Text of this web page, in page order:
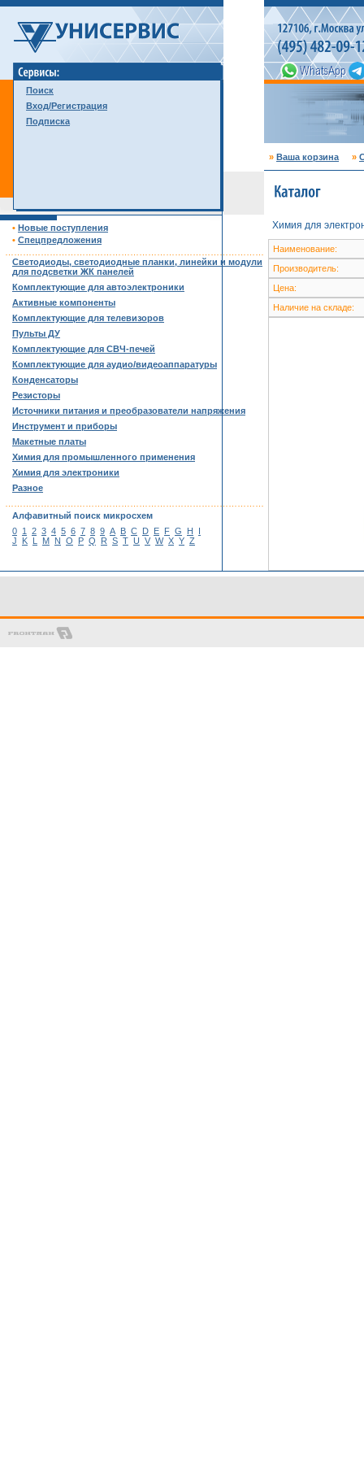
Поиск
Вход/Регистрация
Подписка
» Ваша корзина »
• Новые поступления
• Спецпредложения
Светодиоды, светодиодные планки, линейки и модули
для подсветки ЖК панелей
Комплектующие для автоэлектроники
Активные компоненты
Комплектующие для телевизоров
Пульты ДУ
Комплектующие для СВЧ-печей
Комплектующие для аудио/видеоаппаратуры
Конденсаторы
Резисторы
Источники питания и преобразователи напряжения
Инструмент и приборы
Макетные платы
Химия для промышленного применения
Химия для электроники
Разное
Алфавитный поиск микросхем
0 1 2 3 4 5 6 7 8 9 A B C D E F G H
I
J
K L M N O P Q R S T U V W X Y Z
Химия для
Наименование:
Производитель:
Цена:
Наличие на складе: